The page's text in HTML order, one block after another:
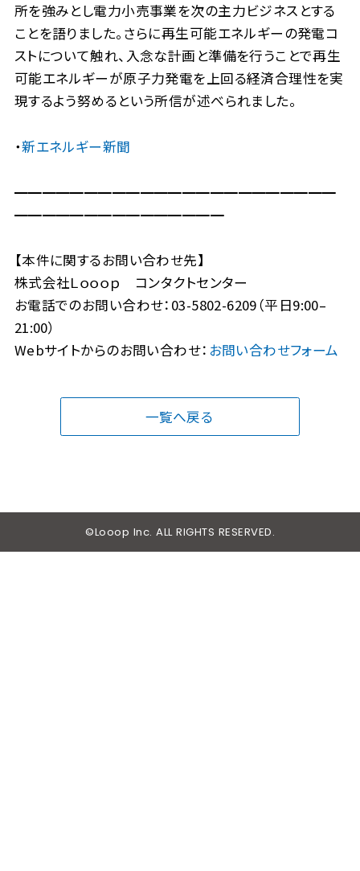
所を強みとし電力小売事業を次の主力ビジネスとする
ことを語りました。さらに再生可能エネルギーの発電コ
ストについて触れ、入念な計画と準備を行うことで再生
可能エネルギーが原子力発電を上回る経済合理性を実
現するよう努めるという所信が述べられました。
・新エネルギー新聞
━━━━━━━━━━━━━━━━━━━━━━━
━━━━━━━━━━━━━━━
【本件に関するお問い合わせ先】
株式会社Ｌｏｏｏｐ コンタクトセンター
お電話でのお問い合わせ：03-5802-6209（平日9:00–
21:00）
Webサイトからのお問い合わせ： お問い合わせフォーム
一覧へ戻る
©Looop Inc. ALL RIGHTS RESERVED.